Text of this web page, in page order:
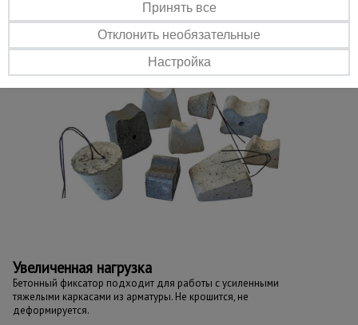
Установка возможна на любой плотной поверхности:
предварительно утрамбованном грунте, фанере для залива
перекрытия, бетонной подушке.
Увеличенная нагрузка
Бетонный фиксатор подходит для работы с усиленными
тяжелыми каркасами из арматуры. Не крошится, не
деформируется.
Принять все
Отклонить необязательные
Настройка